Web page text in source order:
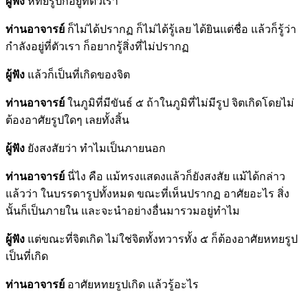
ท่านอาจารย์ ก็ไม่ได้ปรากฏ ก็ไม่ได้รู้เลย ได้ยินแต่ชื่อ แล้วก็รู้ว่า
กำลังอยู่ที่ตัวเรา ก็อยากรู้สิ่งที่ไม่ปรากฏ
ผู้ฟัง แล้วก็เป็นที่เกิดของจิต
ท่านอาจารย์ ในภูมิที่มีขันธ์ ๕ ถ้าในภูมิที่ไม่มีรูป จิตเกิดโดยไม่
ต้องอาศัยรูปใดๆ เลยทั้งสิ้น
ผู้ฟัง ยังสงสัยว่า ทำไมเป็นภายนอก
ท่านอาจารย์ นี่ไง คือ แม้ทรงแสดงแล้วก็ยังสงสัย แม้ได้กล่าว
แล้วว่า ในบรรดารูปทั้งหมด ขณะที่เห็นปรากฏ อาศัยอะไร สิ่ง
นั้นก็เป็นภายใน และจะนำอย่างอื่นมารวมอยู่ทำไม
ผู้ฟัง แต่ขณะที่จิตเกิด ไม่ใช่จิตทั้งทวารทั้ง ๕ ก็ต้องอาศัยหทยรูป
เป็นที่เกิด
ท่านอาจารย์ อาศัยหทยรูปเกิด แล้วรู้อะไร